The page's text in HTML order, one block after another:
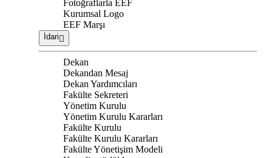
Fotoğraflarla EEF
Kurumsal Logo
EEF Marşı
İdari
Dekan
Dekandan Mesaj
Dekan Yardımcıları
Fakülte Sekreteri
Yönetim Kurulu
Yönetim Kurulu Kararları
Fakülte Kurulu
Fakülte Kurulu Kararları
Fakülte Yönetişim Modeli